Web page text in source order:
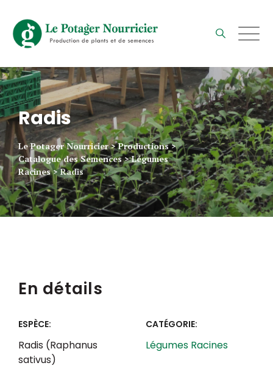
content
Radis
Le Potager Nourricier>Productions>
Catalogue des Semences>Légumes
Racines>Radis
En détails
ESPÈCE:
Radis (Raphanus
sativus)
CATÉGORIE:
Légumes Racines